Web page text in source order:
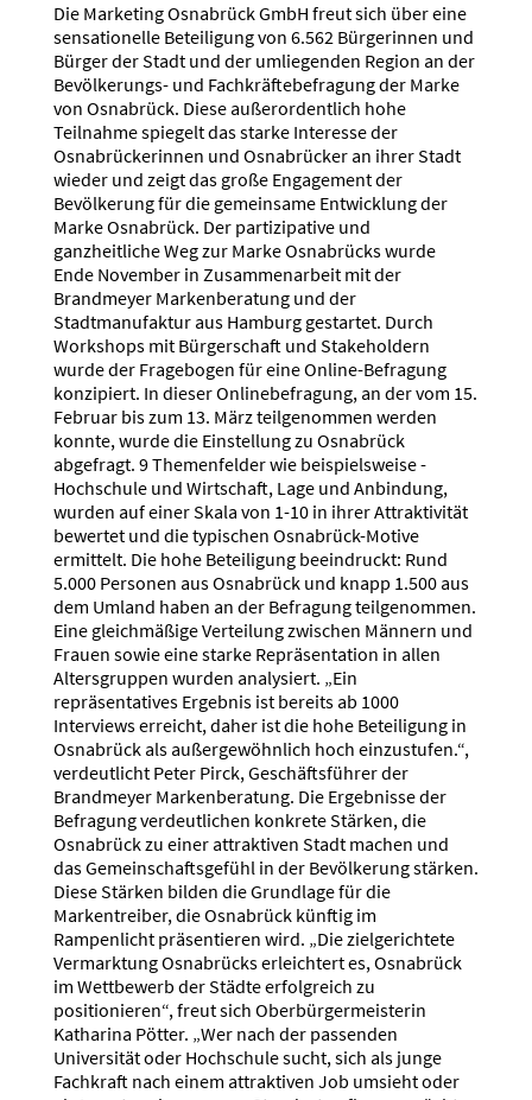
Die Marketing Osnabrück GmbH freut sich über eine
sensationelle Beteiligung von 6.562 Bürgerinnen und
Bürger der Stadt und der umliegenden Region an der
Bevölkerungs- und Fachkräftebefragung der Marke
von Osnabrück. Diese außerordentlich hohe
Teilnahme spiegelt das starke Interesse der
Osnabrückerinnen und Osnabrücker an ihrer Stadt
wieder und zeigt das große Engagement der
Bevölkerung für die gemeinsame Entwicklung der
Marke Osnabrück. Der partizipative und
ganzheitliche Weg zur Marke Osnabrücks wurde
Ende November in Zusammenarbeit mit der
Brandmeyer Markenberatung und der
Stadtmanufaktur aus Hamburg gestartet. Durch
Workshops mit Bürgerschaft und Stakeholdern
wurde der Fragebogen für eine Online-Befragung
konzipiert. In dieser Onlinebefragung, an der vom 15.
Februar bis zum 13. März teilgenommen werden
konnte, wurde die Einstellung zu Osnabrück
abgefragt. 9 Themenfelder wie beispielsweise -
Hochschule und Wirtschaft, Lage und Anbindung,
wurden auf einer Skala von 1-10 in ihrer Attraktivität
bewertet und die typischen Osnabrück-Motive
ermittelt. Die hohe Beteiligung beeindruckt: Rund
5.000 Personen aus Osnabrück und knapp 1.500 aus
dem Umland haben an der Befragung teilgenommen.
Eine gleichmäßige Verteilung zwischen Männern und
Frauen sowie eine starke Repräsentation in allen
Altersgruppen wurden analysiert. „Ein
repräsentatives Ergebnis ist bereits ab 1000
Interviews erreicht, daher ist die hohe Beteiligung in
Osnabrück als außergewöhnlich hoch einzustufen.“,
verdeutlicht Peter Pirck, Geschäftsführer der
Brandmeyer Markenberatung. Die Ergebnisse der
Befragung verdeutlichen konkrete Stärken, die
Osnabrück zu einer attraktiven Stadt machen und
das Gemeinschaftsgefühl in der Bevölkerung stärken.
Diese Stärken bilden die Grundlage für die
Markentreiber, die Osnabrück künftig im
Rampenlicht präsentieren wird. „Die zielgerichtete
Vermarktung Osnabrücks erleichtert es, Osnabrück
im Wettbewerb der Städte erfolgreich zu
positionieren“, freut sich Oberbürgermeisterin
Katharina Pötter. „Wer nach der passenden
Universität oder Hochschule sucht, sich als junge
Fachkraft nach einem attraktiven Job umsieht oder